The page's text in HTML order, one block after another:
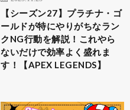
【シーズン27】プラチナ・ゴ
ールドが特にやりがちなラン
クNG行動を解説！これやら
ないだけで効率よく盛れま
す！【APEX LEGENDS】